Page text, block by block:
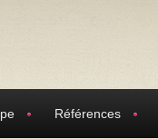
Références